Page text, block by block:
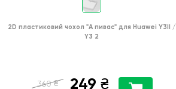
2D пластиковий чохол "А пивас" для Huawei Y3II /
Y3 2
360 ₴ 249 ₴